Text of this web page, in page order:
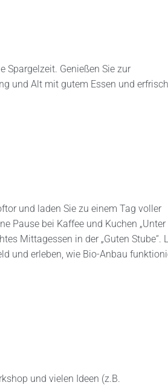
Spargelzeit. Genießen Sie zur
und Alt mit gutem Essen und
und laden Sie zu einem Tag voller
Pause bei Kaffee und Kuchen „Unter
Mittagessen in der „Guten Stube“.
und erleben, wie Bio-Anbau
und vielen Ideen (z.B.